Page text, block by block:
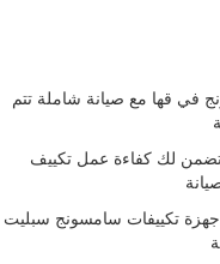
في قها مع صيانة شاملة تتم
تضمن لك كفاءة عمل تكييف
تكييفات سامسونج سبليت